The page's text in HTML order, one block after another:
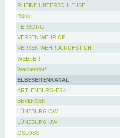
RHEINE UNTERSCHLEUSE
Rühle
TERBORG
VERSEN WEHR OP
VERSEN WEHRDURCHSTICH
WEENER
Wachendorf
ELBESEITENKANAL
ARTLENBURG-ESK
BEVENSEN
LÜNEBURG OW
LÜNEBURG UW
OSLOSS